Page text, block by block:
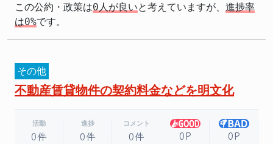
この公約・政策は0人が良いと考えていますが、 進捗率
は0%です。
その他
不動産賃貸物件の契約料金などを明文化
活動
0件
進捗
0件
コメント
0件 0P 0P